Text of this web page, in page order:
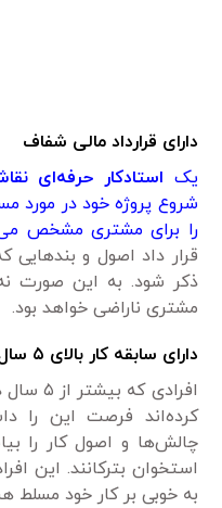
دارای قرارداد مالی شفاف
یک استادکار حرفه‌ای
شروع پروژه خود در مورد
را برای مشتری مشخص
قرار داد اصول و بندهایی
ذکر شود. به این صورت
مشتری ناراضی خواهد بود.
دارای سابقه کار بالای ۵ سال
افرادی
کرده‌اند فرصت این را
چالش‌ها و اصول کار را
استخوان بترکانند. این
به خوبی بر کار خود مسلط